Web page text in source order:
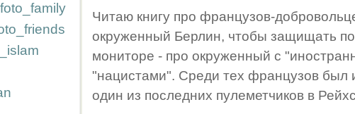
foto_family
Читаю книгу про французов-
окруженный Берлин, чтобы защищать
мониторе - про окруженный с
"нацистами". Среди тех французов был
один из последних пулеметчиков в